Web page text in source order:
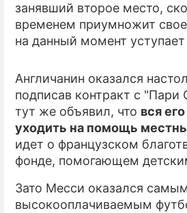
занявший второе место,
временем приумножит
на данный момент
Англичанин оказался
подписав контракт с
тут же объявил, что вся
уходить на помощь
идет о французском
фонде, помогающем
Зато Месси оказался самым
высокооплачиваемым